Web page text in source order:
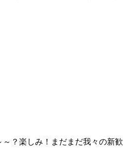
？楽しみ！まだまだ我々の新歓